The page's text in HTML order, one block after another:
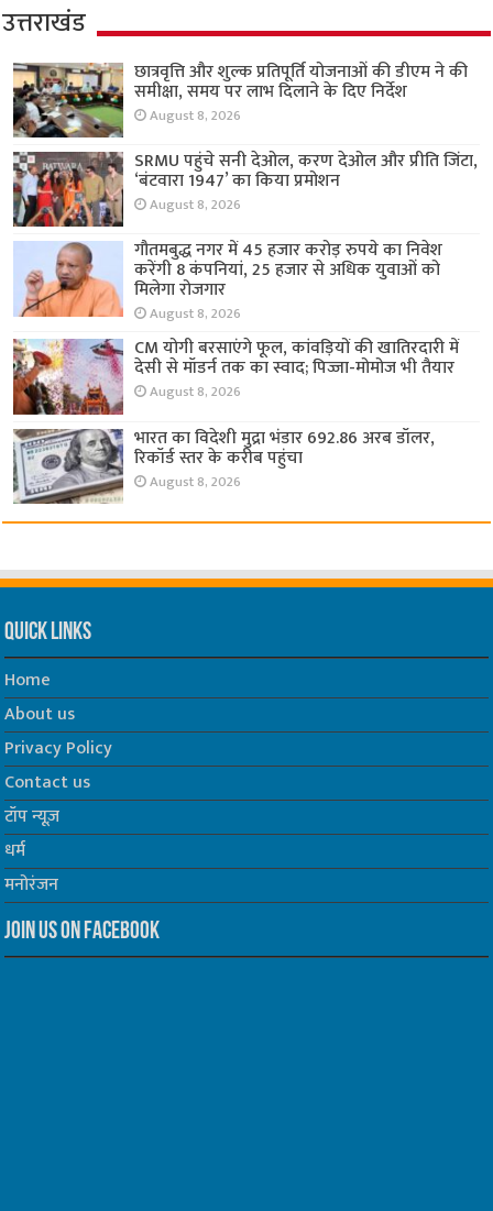
उत्तराखंड
छात्रवृत्ति और शुल्क प्रतिपूर्ति योजनाओं की डीएम ने की
समीक्षा, समय पर लाभ दिलाने के दिए निर्देश
August 8, 2026
SRMU पहुंचे सनी देओल, करण देओल और प्रीति जिंटा,
‘बंटवारा 1947’ का किया प्रमोशन
August 8, 2026
गौतमबुद्ध नगर में 45 हजार करोड़ रुपये का निवेश
करेंगी 8 कंपनियां, 25 हजार से अधिक युवाओं को
मिलेगा रोजगार
August 8, 2026
CM योगी बरसाएंगे फूल, कांवड़ियों की खातिरदारी में
देसी से मॉडर्न तक का स्वाद; पिज्जा-मोमोज भी तैयार
August 8, 2026
भारत का विदेशी मुद्रा भंडार 692.86 अरब डॉलर,
रिकॉर्ड स्तर के करीब पहुंचा
August 8, 2026
Quick Links
Home
About us
Privacy Policy
Contact us
टॉप न्यूज़
धर्म
मनोरंजन
Join us on Facebook